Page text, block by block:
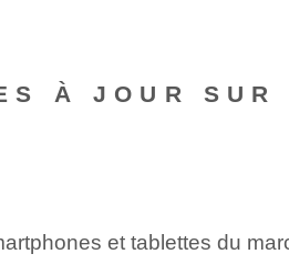
À JOUR SUR
et tablettes du